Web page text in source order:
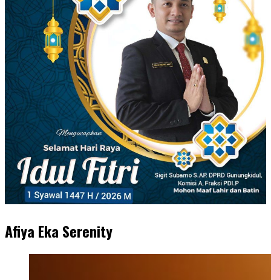
Afiya Eka Serenity